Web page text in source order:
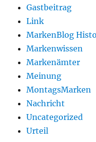
Gastbeitrag
Link
MarkenBlog
Markenwissen
Markenämter
Meinung
MontagsMarken
Nachricht
Uncategorized
Urteil